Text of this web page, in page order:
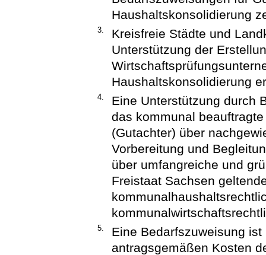
Haushaltskonsolidierung
3.
Kreisfreie Städte und
Unterstützung der
Haushaltskonsolidierung
4.
Eine Unterstützung durch
das kommunal
(Gutachter) über
Vorbereitung und
über umfangreiche und
Freistaat Sachsen
5.
Eine Bedarfszuweisung
antragsgemäßen Kosten